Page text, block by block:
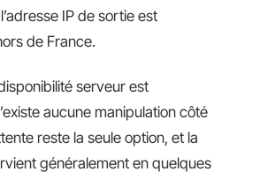
IP de sortie est
de France.
serveur est
aucune manipulation côté
reste la seule option, et la
généralement en quelques